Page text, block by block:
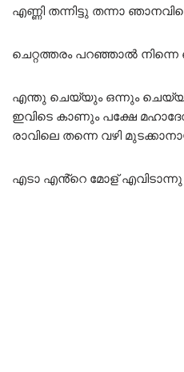
എണ്ണി തന്നിട്ടു തന്നാ
ചെറ്റത്തരം പറഞ്ഞാൽ
എന്തു ചെയ്യും ഒന്നും
ഇവിടെ കാണും പക്ഷേ
രാവിലെ തന്നെ വഴി
എടാ എൻ്റെ മോള് എവിടാന്നു